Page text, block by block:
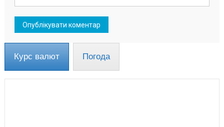
Курс валют Погода